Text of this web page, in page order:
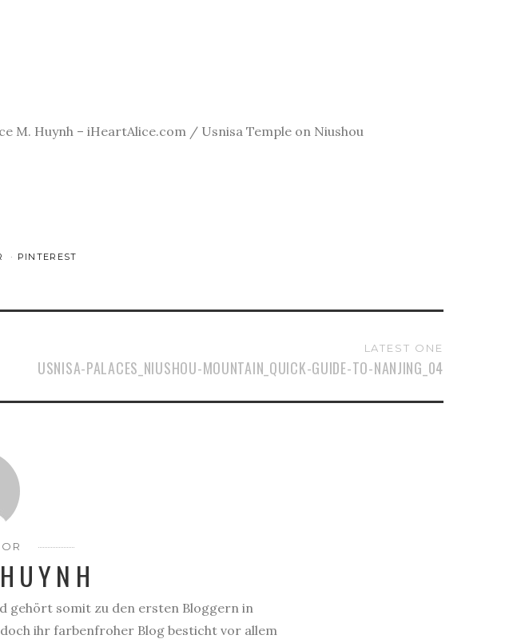
M. Huynh – iHeartAlice.com / Usnisa Temple on Niushou
PINTEREST
LATEST ONE
USNISA-PALACES_NIUSHOU-MOUNTAIN_QUICK-GUIDE-TO-NANJING_04
gehört somit zu den ersten Bloggern in
ihr farbenfroher Blog besticht vor allem